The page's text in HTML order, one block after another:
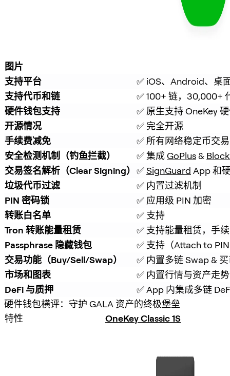
图片
支持平台
✅ iOS、Android、桌
支持代币和链
✅ 100+ 链，30,000+
硬件钱包支持
✅ 原生支持 OneKey
开源情况
✅ 完全开源
手续费减免
✅ 所有网络稳定币交
安全检测机制（钓鱼拦截）
✅ 集成 GoPlus &
交易签名解析（Clear Signing） ✅ SignGuard App 和
垃圾代币过滤
✅ 内置过滤机制
PIN 密码锁
✅ 应用级 PIN 加密
转账白名单
✅ 支持
Tron 转账能量租赁
✅ 支持能量租赁，手
Passphrase 隐藏钱包
✅ 支持（Attach to
交易功能（Buy/Sell/Swap）
✅ 内置多链 Swap &
市场和图表
✅ 内置行情与资产走势
DeFi 与质押
✅ App 内集成多链
硬件钱包横评：守护 GALA 资产的终极堡垒
特性
OneKey Classic 1S